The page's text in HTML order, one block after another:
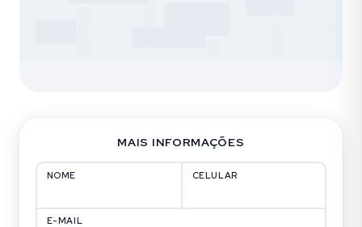
MAIS INFORMAÇÕES
NOME CELULAR
E-MAIL